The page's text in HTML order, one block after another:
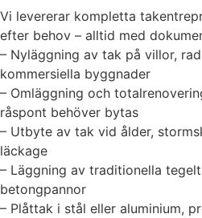
Vi levererar kompletta
efter behov – alltid med
– Nyläggning av tak på villor,
kommersiella byggnader
– Omläggning och
råspont behöver bytas
– Utbyte av tak vid ålder,
läckage
– Läggning av traditionella
betongpannor
– Plåttak i stål eller aluminium,